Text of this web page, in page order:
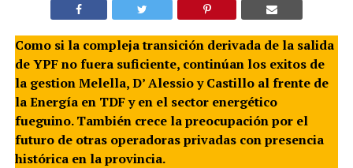
Como si la compleja transición derivada de la salida
de YPF no fuera suficiente, continúan los exitos de
la gestion Melella, D’ Alessio y Castillo al frente de
la Energía en TDF y en el sector energético
fueguino. También crece la preocupación por el
futuro de otras operadoras privadas con presencia
histórica en la provincia.